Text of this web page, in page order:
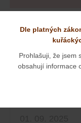
NOVÉ
Dle platných
Prohlašuji, že jsem
obsahují informace